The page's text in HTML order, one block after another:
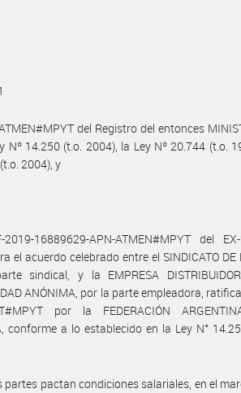
del Registro del entonces
Nº 14.250 (t.o. 2004), la Ley Nº 20.744 (t.o.
2004), y
16889629-APN-ATMEN#MPYT del EX-
el acuerdo celebrado entre el SINDICATO DE
sindical, y la EMPRESA
ANÓNIMA, por la parte empleadora,
por la FEDERACIÓN
conforme a lo establecido en la Ley N°
pactan condiciones salariales, en el